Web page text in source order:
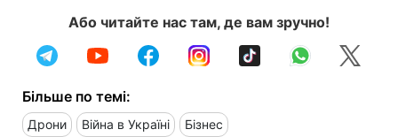
Або читайте нас там, де вам зручно!
Більше по темі:
Дрони Війна в Україні Бізнес